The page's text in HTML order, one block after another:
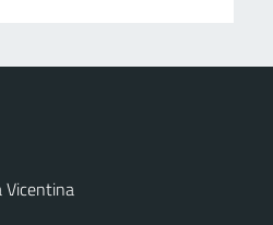
Vicentina